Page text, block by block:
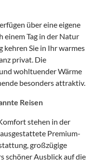
über eine eigene
einem Tag in der Natur
Sie in Ihr warmes
privat. Die
wohltuender Wärme
besonders attraktiv.
Reisen
stehen in der
Premium-
großzügige
schöner Ausblick auf die